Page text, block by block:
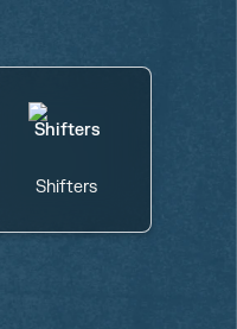
Shifters